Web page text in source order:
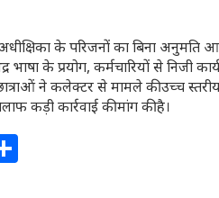
के परिजनों का बिना अनुमति
भाषा के प्रयोग, कर्मचारियों से निजी
ने कलेक्टर से मामले की उच्च
कड़ी कार्रवाई की मांग की है।